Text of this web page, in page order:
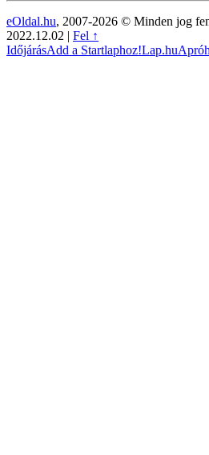
eOldal.hu, 2007-2026 © Minden jog
2022.12.02 | Fel ↑
IdőjárásAdd a Startlaphoz!Lap.hu